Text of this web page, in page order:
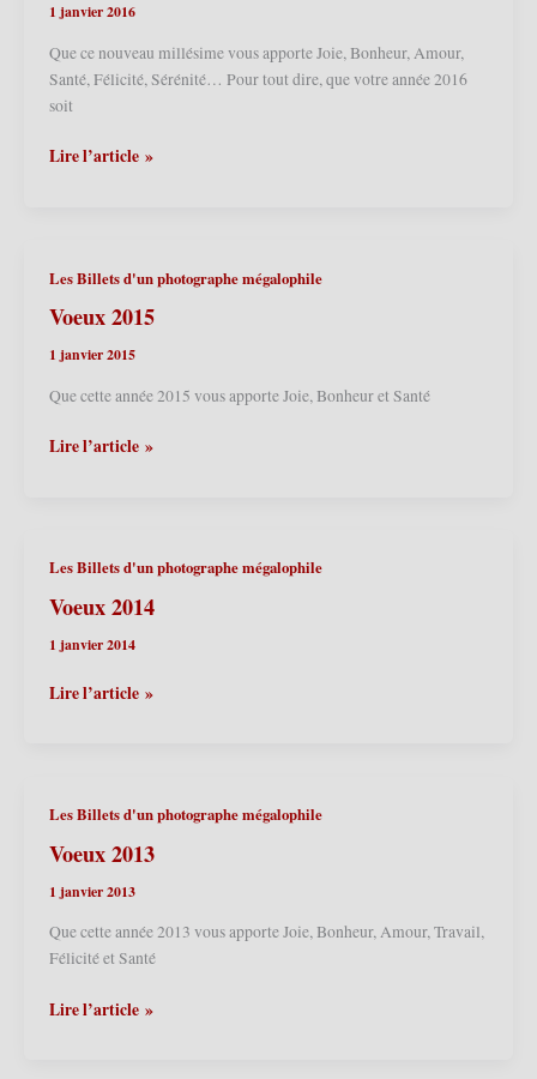
1 janvier 2016
Que ce nouveau millésime vous apporte Joie, Bonheur, Amour,
Santé, Félicité, Sérénité… Pour tout dire, que votre année 2016
soit
Meilleurs
Lire l’article »
Les Billets d'un photographe mégalophile
Voeux 2015
1 janvier 2015
Que cette année 2015 vous apporte Joie, Bonheur et Santé
Voeux
Lire l’article »
Les Billets d'un photographe mégalophile
Voeux 2014
1 janvier 2014
Voeux
Lire l’article »
Les Billets d'un photographe mégalophile
Voeux 2013
1 janvier 2013
Que cette année 2013 vous apporte Joie, Bonheur, Amour, Travail,
Félicité et Santé
Voeux
Lire l’article »